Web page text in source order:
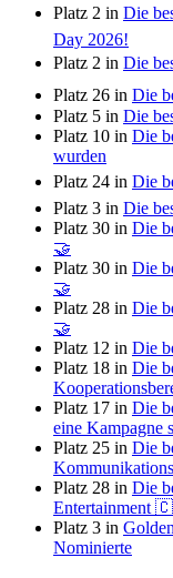
Platz 2 in Die
Day 2026!
Platz 2 in Die
Platz 26 in Die
Platz 5 in Die
Platz 10 in Die
wurden
Platz 24 in Die
Platz 3 in Die
Platz 30 in Die
🤝
Platz 30 in Die
🤝
Platz 28 in Die
🤝
Platz 12 in Die
Platz 18 in Die
Platz 17 in Die
eine Kampagne
Platz 25 in Die
Platz 28 in Die
Entertainment
Platz 3 in
Nominierte